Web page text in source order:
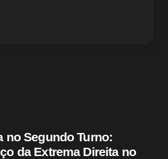
no Segundo Turno:
da Extrema Direita no